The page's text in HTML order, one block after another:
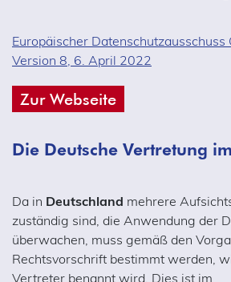
Europäischer
Version 8, 6. April 2022
Zur Webseite
Die Deutsche Vertretung
Da in Deutschland mehrere
zuständig sind, die Anwendung der
überwachen, muss gemäß den
Rechtsvorschrift bestimmt werden,
Vertreter benannt wird. Dies ist im